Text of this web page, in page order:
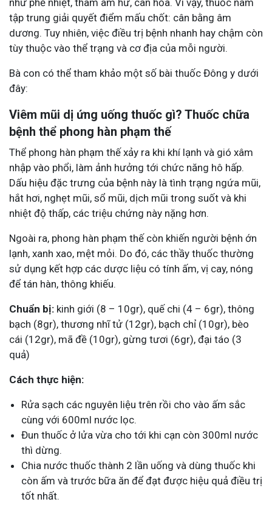
như phế nhiệt, thâm âm hư, can hỏa. Vì vậy, thuốc nam
tập trung giải quyết điểm mấu chốt: cân bằng âm
dương. Tuy nhiên, việc điều trị bệnh nhanh hay chậm còn
tùy thuộc vào thể trạng và cơ địa của mỗi người.
Bà con có thể tham khảo một số bài thuốc Đông y dưới
đây:
Viêm mũi dị ứng uống thuốc gì? Thuốc chữa
bệnh thể phong hàn phạm thế
Thể phong hàn phạm thế xảy ra khi khí lạnh và gió xâm
nhập vào phổi, làm ảnh hưởng tới chức năng hô hấp.
Dấu hiệu đặc trưng của bệnh này là tình trạng ngứa mũi,
hắt hơi, nghẹt mũi, sổ mũi, dịch mũi trong suốt và khi
nhiệt độ thấp, các triệu chứng này nặng hơn.
Ngoài ra, phong hàn phạm thế còn khiến người bệnh ớn
lạnh, xanh xao, mệt mỏi. Do đó, các thầy thuốc thường
sử dụng kết hợp các dược liệu có tính ấm, vị cay, nóng
để tán hàn, thông khiếu.
Chuẩn bị: kinh giới (8 – 10gr), quế chi (4 – 6gr), thông
bạch (8gr), thương nhĩ tử (12gr), bạch chỉ (10gr), bèo
cái (12gr), mã đề (10gr), gừng tươi (6gr), đại táo (3
quả)
Cách thực hiện:
Rửa sạch các nguyên liệu trên rồi cho vào ấm sắc
cùng với 600ml nước lọc.
Đun thuốc ở lửa vừa cho tới khi cạn còn 300ml nước
thì dừng.
Chia nước thuốc thành 2 lần uống và dùng thuốc khi
còn ấm và trước bữa ăn để đạt được hiệu quả điều trị
tốt nhất.